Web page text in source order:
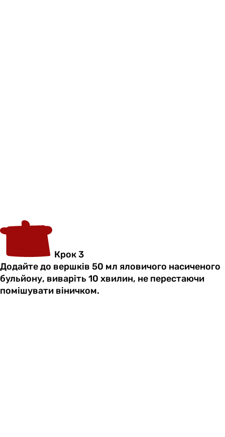
Крок 3
Додайте до вершків 50 мл яловичого насиченого
бульйону, виваріть 10 хвилин, не перестаючи
помішувати віничком.